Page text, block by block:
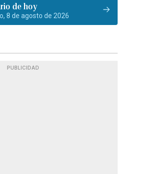
de hoy
8 de agosto de 2026
PUBLICIDAD